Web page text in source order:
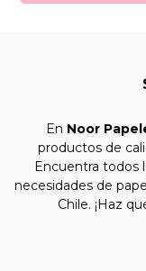
En Noor
productos de
Encuentra todos
necesidades de
Chile. ¡Haz